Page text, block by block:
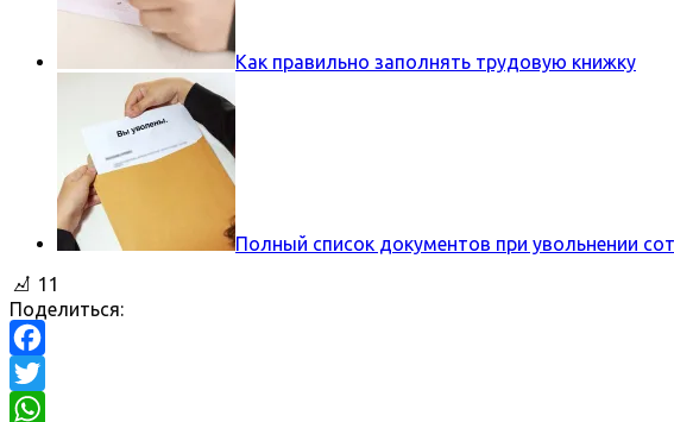
Как правильно заполнять трудовую книжку
Полный список документов при увольнении
11
Поделиться:
Facebook
Twitter